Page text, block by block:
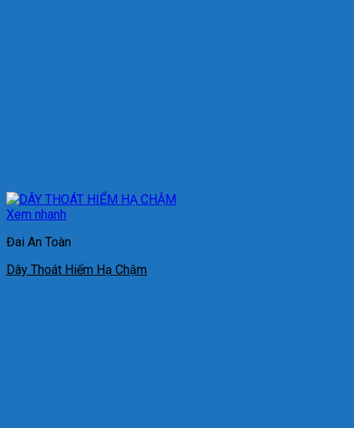
Xem nhanh
Đai An Toàn
Dây Thoát Hiểm Hạ Chậm